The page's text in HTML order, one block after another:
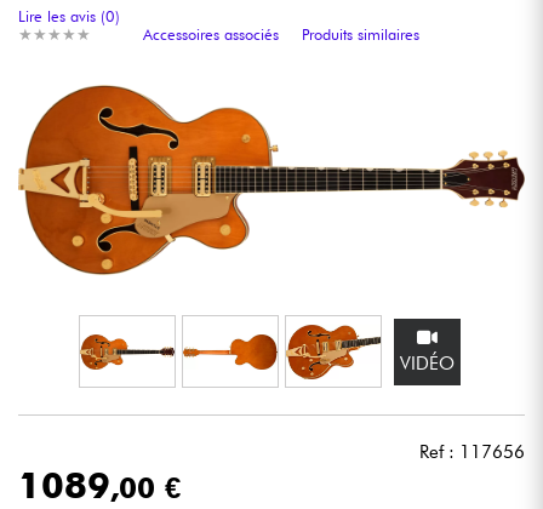
Synthés & Sampleurs
Home Studio
Casques
DJ
Eclairage
★ ★ ★ ★ ★
★ ★ ★ ★ ★
Lire les avis (0)
Accessoires associés
Produits similaires
VIDÉO
Ref : 117656
1089,00 €